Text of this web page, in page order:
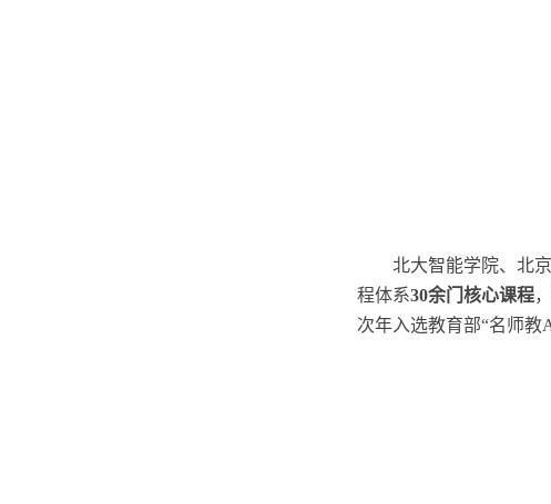
北大智能学院、北
程体系30余门核心课程
次年入选教育部“名师教